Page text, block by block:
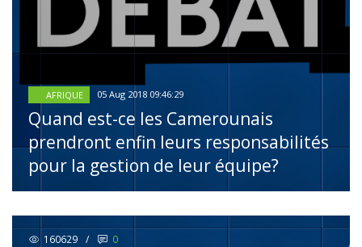
AFRIQUE 05 Aug 2018 09:46:29
Quand est-ce les Camerounais
prendront enfin leurs responsabilités
pour la gestion de leur équipe?
160629 / 0